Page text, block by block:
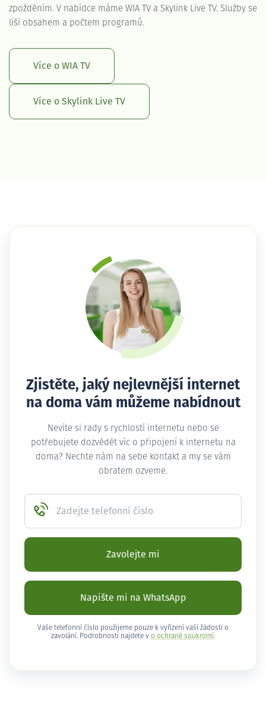
zpožděním. V nabídce máme WIA TV a Skylink Live TV. Služby se
liší obsahem a počtem programů.
Více o WIA TV
Více o Skylink Live TV
Zjistěte, jaký nejlevnější internet
na doma vám můžeme nabídnout
Nevíte si rady s rychlostí internetu nebo se
potřebujete dozvědět víc o připojení k internetu na
doma? Nechte nám na sebe kontakt a my se vám
obratem ozveme.
Zadejte telefonní číslo
Zavolejte mi
Napište mi na WhatsApp
Vaše telefonní číslo použijeme pouze k vyřízení vaší žádosti o
zavolání. Podrobnosti najdete v o ochraně soukromí .